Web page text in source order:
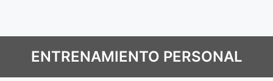
ENTRENAMIENTO PERSONAL